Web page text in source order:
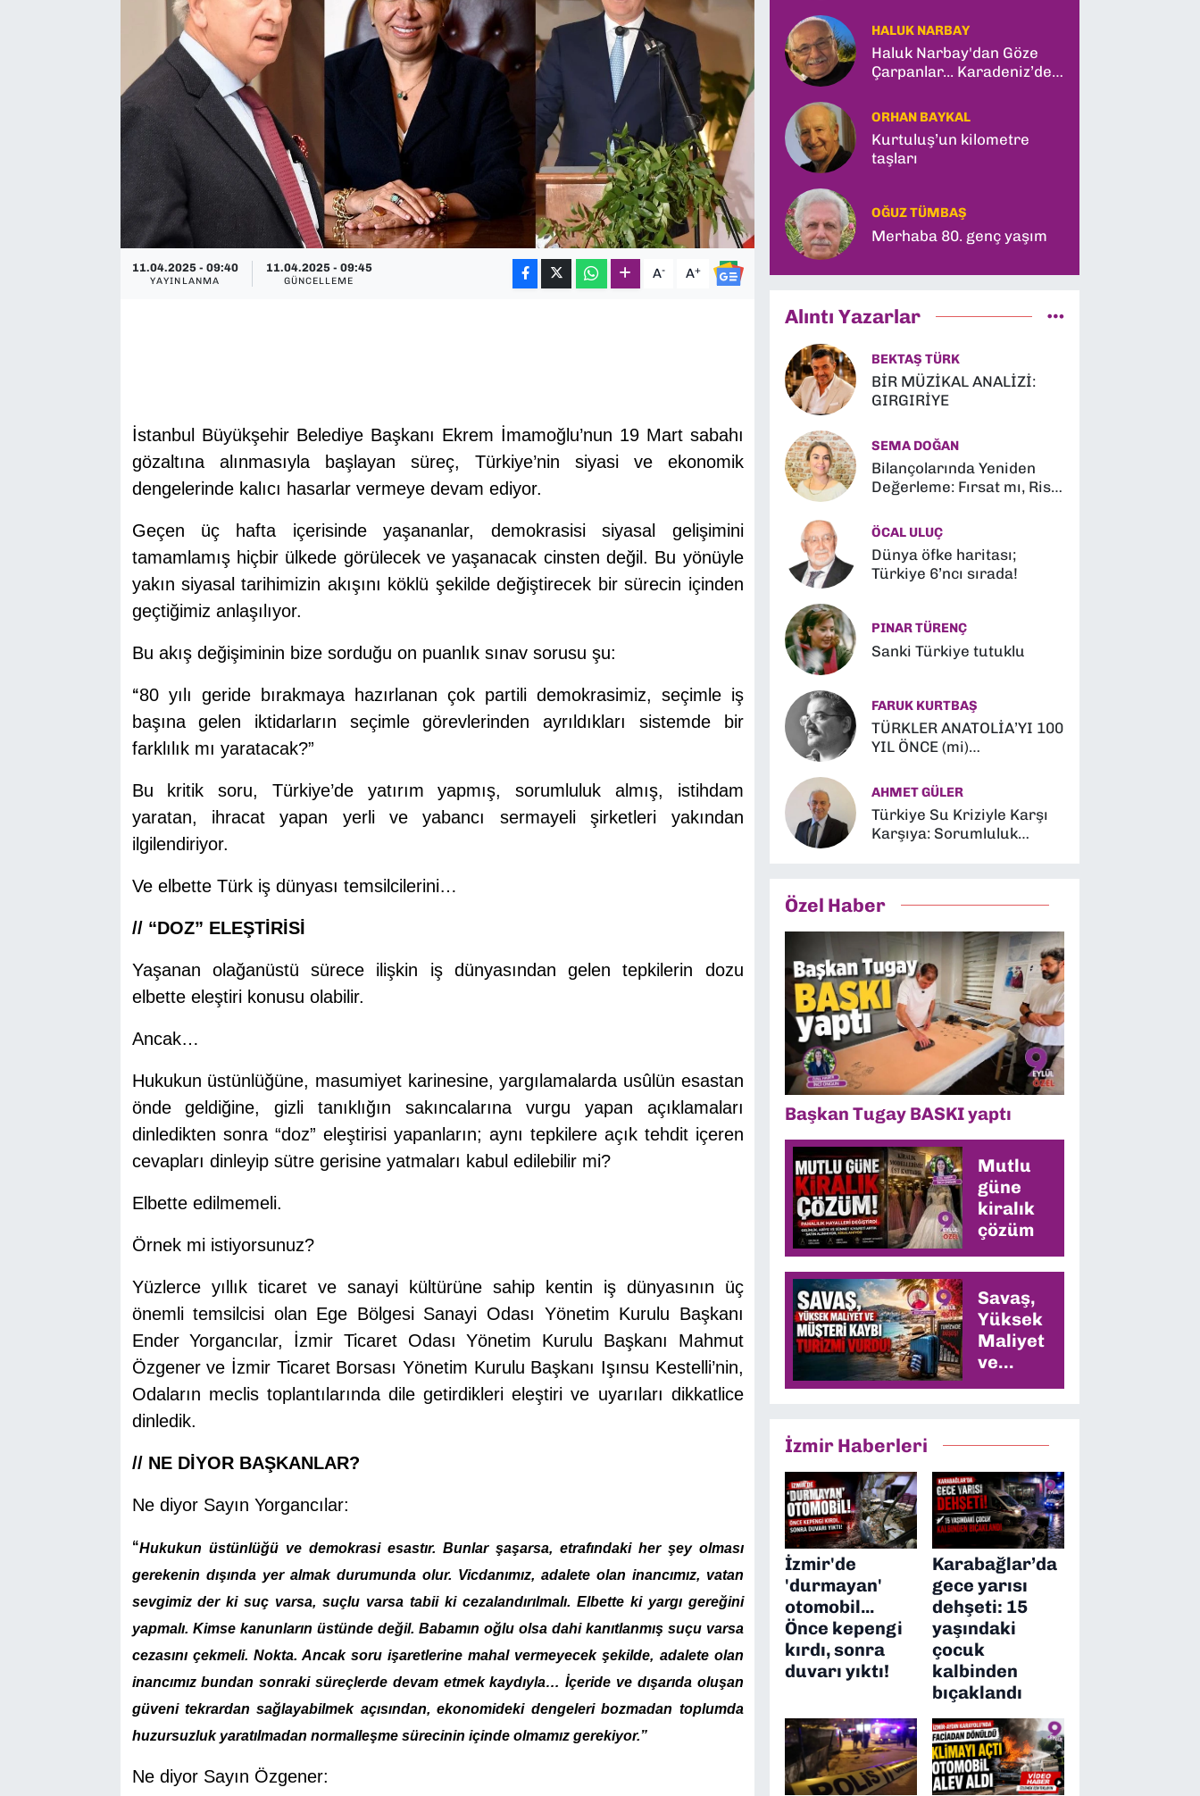
11.04.2025 - 09:40
YAYINLANMA
11.04.2025 - 09:45
GÜNCELLEME A- A+
İstanbul Büyükşehir Belediye Başkanı Ekrem İmamoğlu’nun 19 Mart sabahı
gözaltına alınmasıyla başlayan süreç, Türkiye’nin siyasi ve ekonomik
dengelerinde kalıcı hasarlar vermeye devam ediyor.
Geçen üç hafta içerisinde yaşananlar, demokrasisi siyasal gelişimini
tamamlamış hiçbir ülkede görülecek ve yaşanacak cinsten değil. Bu yönüyle
yakın siyasal tarihimizin akışını köklü şekilde değiştirecek bir sürecin içinden
geçtiğimiz anlaşılıyor.
Bu akış değişiminin bize sorduğu on puanlık sınav sorusu şu:
“80 yılı geride bırakmaya hazırlanan çok partili demokrasimiz, seçimle iş
başına gelen iktidarların seçimle görevlerinden ayrıldıkları sistemde bir
farklılık mı yaratacak?”
Bu kritik soru, Türkiye’de yatırım yapmış, sorumluluk almış, istihdam
yaratan, ihracat yapan yerli ve yabancı sermayeli şirketleri yakından
ilgilendiriyor.
Ve elbette Türk iş dünyası temsilcilerini…
// “DOZ” ELEŞTİRİSİ
Yaşanan olağanüstü sürece ilişkin iş dünyasından gelen tepkilerin dozu
elbette eleştiri konusu olabilir.
Ancak…
Hukukun üstünlüğüne, masumiyet karinesine, yargılamalarda usûlün esastan
önde geldiğine, gizli tanıklığın sakıncalarına vurgu yapan açıklamaları
dinledikten sonra “doz” eleştirisi yapanların; aynı tepkilere açık tehdit içeren
cevapları dinleyip sütre gerisine yatmaları kabul edilebilir mi?
Elbette edilmemeli.
Örnek mi istiyorsunuz?
Yüzlerce yıllık ticaret ve sanayi kültürüne sahip kentin iş dünyasının üç
önemli temsilcisi olan Ege Bölgesi Sanayi Odası Yönetim Kurulu Başkanı
Ender Yorgancılar, İzmir Ticaret Odası Yönetim Kurulu Başkanı Mahmut
Özgener ve İzmir Ticaret Borsası Yönetim Kurulu Başkanı Işınsu Kestelli’nin,
Odaların meclis toplantılarında dile getirdikleri eleştiri ve uyarıları dikkatlice
dinledik.
// NE DİYOR BAŞKANLAR?
Ne diyor Sayın Yorgancılar:
“Hukukun üstünlüğü ve demokrasi esastır. Bunlar şaşarsa, etrafındaki her şey olması
gerekenin dışında yer almak durumunda olur. Vicdanımız, adalete olan inancımız, vatan
sevgimiz der ki suç varsa, suçlu varsa tabii ki cezalandırılmalı. Elbette ki yargı gereğini
yapmalı. Kimse kanunların üstünde değil. Babamın oğlu olsa dahi kanıtlanmış suçu varsa
cezasını çekmeli. Nokta. Ancak soru işaretlerine mahal vermeyecek şekilde, adalete olan
inancımız bundan sonraki süreçlerde devam etmek kaydıyla… İçeride ve dışarıda oluşan
güveni tekrardan sağlayabilmek açısından, ekonomideki dengeleri bozmadan toplumda
huzursuzluk yaratılmadan normalleşme sürecinin içinde olmamız gerekiyor.”
Ne diyor Sayın Özgener:
HALUK NARBAY
Haluk Narbay'dan Göze
Çarpanlar... Karadeniz’de
İlk Kadın General!
ORHAN BAYKAL
Kurtuluş’un kilometre
taşları
OĞUZ TÜMBAŞ
Merhaba 80. genç yaşım
Alıntı Yazarlar
BEKTAŞ TÜRK
BİR MÜZİKAL ANALİZİ:
GIRGIRİYE
SEMA DOĞAN
Bilançolarında Yeniden
Değerleme: Fırsat mı, Risk
ÖCAL ULUÇ
Dünya öfke haritası;
Türkiye 6’ncı sırada!
PINAR TÜRENÇ
Sanki Türkiye tutuklu
FARUK KURTBAŞ
TÜRKLER ANATOLİA’YI 100
YIL ÖNCE (mi)
AHMET GÜLER
Türkiye Su Kriziyle Karşı
Karşıya: Sorumluluk
Özel Haber
Başkan Tugay BASKI yaptı
Mutlu
güne
kiralık
çözüm
Savaş,
Yüksek
Maliyet
ve
Müşteri
Vurdu
İzmir Haberleri
İzmir'de
'durmayan'
otomobil...
Önce kepengi
kırdı, sonra
duvarı yıktı!
Karabağlar’da
gece yarısı
dehşeti: 15
yaşındaki
çocuk
kalbinden
bıçaklandı
YEREL YÖNETİMLER